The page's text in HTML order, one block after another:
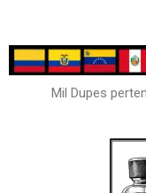
Mil Dupes